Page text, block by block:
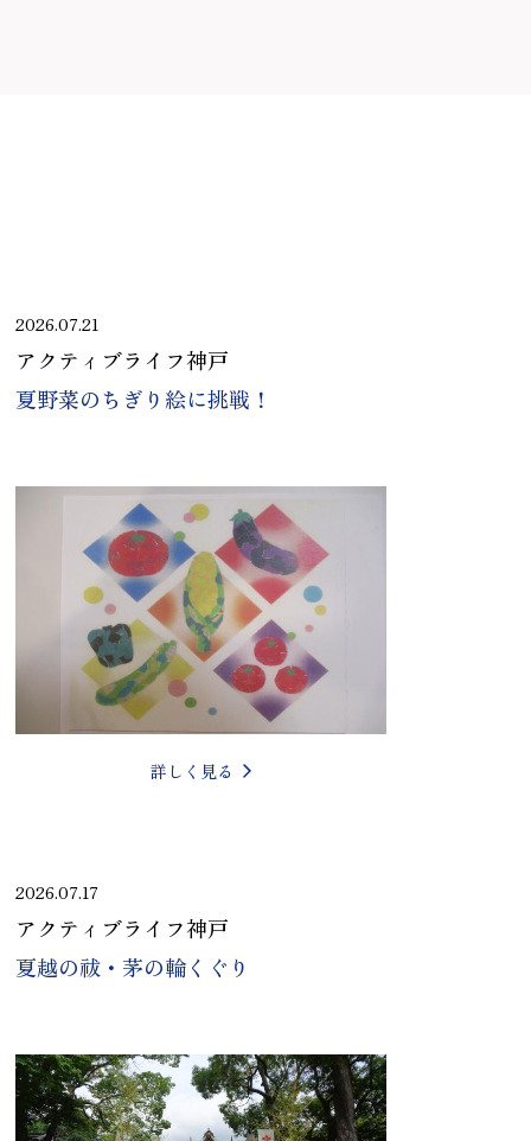
2026.07.21
アクティブライフ神戸
夏野菜のちぎり絵に挑戦！
詳しく見る
2026.07.17
アクティブライフ神戸
夏越の祓・茅の輪くぐり